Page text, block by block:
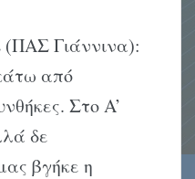
Γιάννινα):
από
Στο A’
δε
βγήκε η